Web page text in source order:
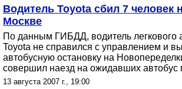
Водитель Toyota сбил 7 человек
Москве
По данным ГИБДД, водитель легкового
Toyota не справился с управлением и
автобусную остановку на
совершил наезд на ожидавших автобус
13 августа 2007 г., 19:00